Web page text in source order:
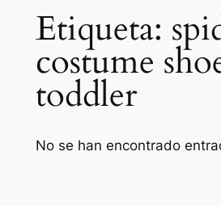
Etiqueta:
costume
toddler
No se han encontrado